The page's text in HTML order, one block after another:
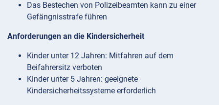
Das Bestechen von Polizeibeamten kann zu einer
Gefängnisstrafe führen
Anforderungen an die Kindersicherheit
Kinder unter 12 Jahren: Mitfahren auf dem
Beifahrersitz verboten
Kinder unter 5 Jahren: geeignete
Kindersicherheitssysteme erforderlich